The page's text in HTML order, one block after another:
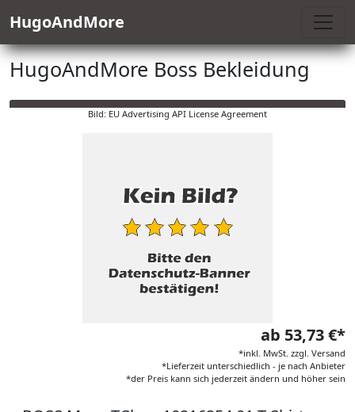
HugoAndMore
HugoAndMore Boss Bekleidung
Bild: EU Advertising API License Agreement
ab 53,73 €*
*inkl. MwSt. zzgl. Versand
*Lieferzeit unterschiedlich - je nach Anbieter
*der Preis kann sich jederzeit ändern und höher sein